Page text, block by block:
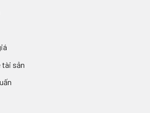
tài sản